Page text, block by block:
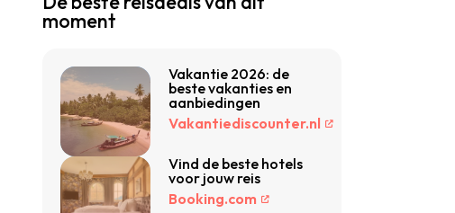
moment
Vakantie 2026: de
beste vakanties en
aanbiedingen
Vakantiediscounter.nl
Vind de beste hotels
voor jouw reis
Booking.com